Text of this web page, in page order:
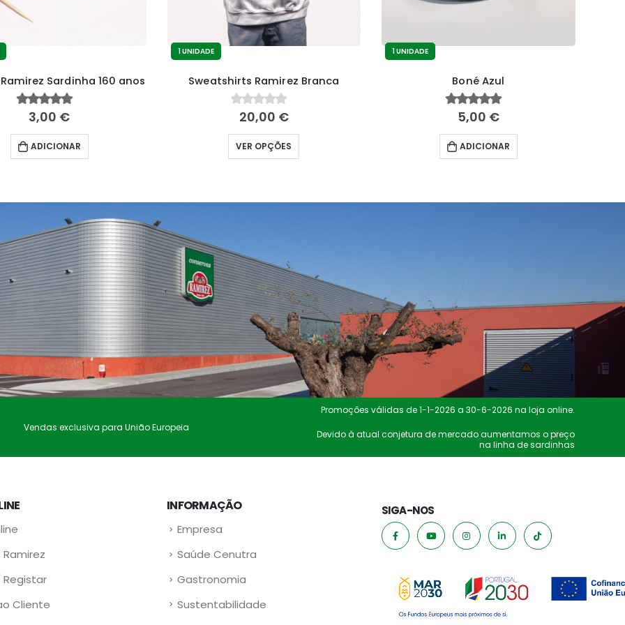
Sardinha 160 anos
4.29fora de 5
3,00 €
ADICIONAR
1 UNIDADE
Sweatshirts Ramirez Branca
fora de 5
20,00 €
VER OPÇÕES
1 UNIDADE
Boné Azul
fora de 5
5,00 €
ADICIONAR
Vendas exclusiva para União Europeia
Promoções válidas de 1-1-2026 a 30-6-2026 na loja online.
Devido à atual conjetura de mercado aumentamos o preço
na linha de sardinhas
Registar
Cliente
INFORMAÇÃO
Empresa
Saúde Cenutra
Gastronomia
Sustentabilidade
SIGA-NOS